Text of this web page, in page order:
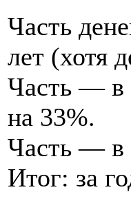
Часть
лет (хотя
Часть — в
на 33%.
Часть — в
Итог: за